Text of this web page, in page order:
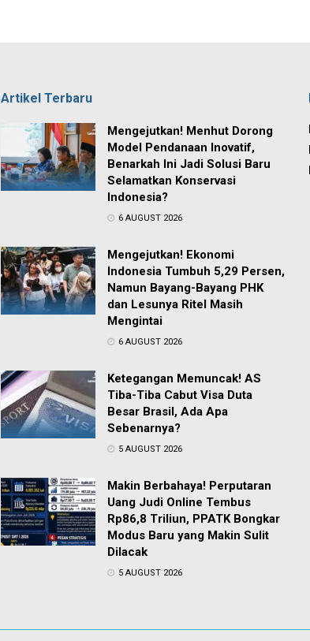
Artikel Terbaru
Mengejutkan! Menhut Dorong
Model Pendanaan Inovatif,
Benarkah Ini Jadi Solusi Baru
Selamatkan Konservasi
Indonesia?
6 AUGUST 2026
Mengejutkan! Ekonomi
Indonesia Tumbuh 5,29 Persen,
Namun Bayang-Bayang PHK
dan Lesunya Ritel Masih
Mengintai
6 AUGUST 2026
Ketegangan Memuncak! AS
Tiba-Tiba Cabut Visa Duta
Besar Brasil, Ada Apa
Sebenarnya?
5 AUGUST 2026
Makin Berbahaya! Perputaran
Uang Judi Online Tembus
Rp86,8 Triliun, PPATK Bongkar
Modus Baru yang Makin Sulit
Dilacak
5 AUGUST 2026